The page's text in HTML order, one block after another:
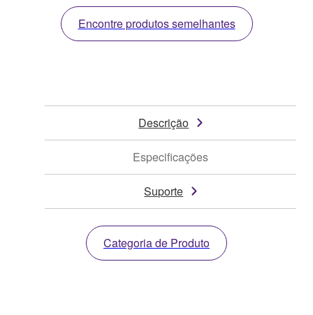
Encontre produtos semelhantes
Descrição
Especificações
Suporte
Categoria de Produto